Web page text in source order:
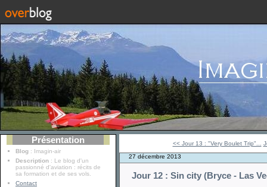
Présentation
Blog : Imagin-air
Description : Le blog d'un
passionné d'aviation : récits de
sa formation et de ses vols.
Contact
<< Jour 13 : "Very Boulet Trip"...
27 décembre 2013
Jour 12 : Sin city (Bryce - Las